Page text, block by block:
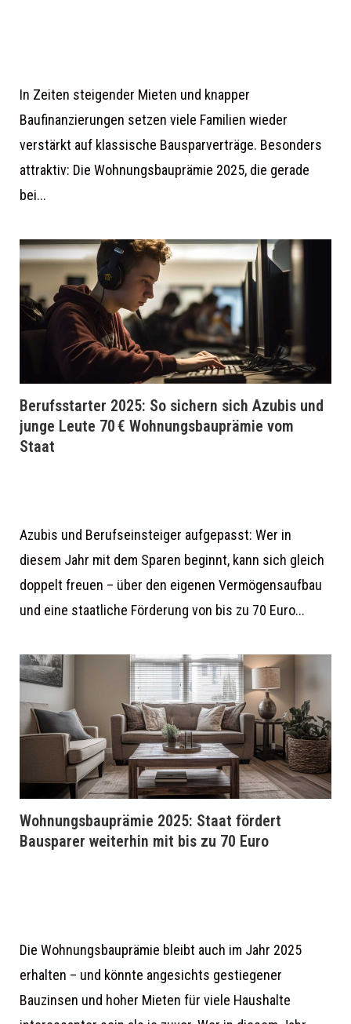
In Zeiten steigender Mieten und knapper
Baufinanzierungen setzen viele Familien wieder
verstärkt auf klassische Bausparverträge. Besonders
attraktiv: Die Wohnungsbauprämie 2025, die gerade
bei...
Berufsstarter 2025: So sichern sich Azubis und
junge Leute 70 € Wohnungsbauprämie vom
Staat
Azubis und Berufseinsteiger aufgepasst: Wer in
diesem Jahr mit dem Sparen beginnt, kann sich gleich
doppelt freuen – über den eigenen Vermögensaufbau
und eine staatliche Förderung von bis zu 70 Euro...
Wohnungsbauprämie 2025: Staat fördert
Bausparer weiterhin mit bis zu 70 Euro
Die Wohnungsbauprämie bleibt auch im Jahr 2025
erhalten – und könnte angesichts gestiegener
Bauzinsen und hoher Mieten für viele Haushalte